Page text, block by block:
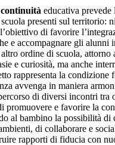
educativa prevede
presenti sul territorio:
di favorire
e accompagnare gli alunni
ordine di scuola, attorno
e curiosità, ma anche
rappresenta la condizione
avvenga in maniera
di diversi incontri tra
promuovere e favorire la
al bambino la possibilità di
di collaborare e
rapporti di fiducia con